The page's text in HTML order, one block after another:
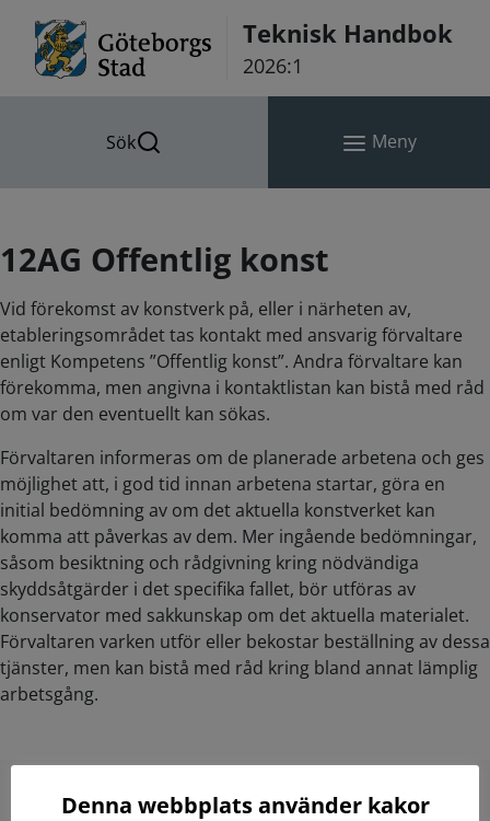
Teknisk Handbok
2026:1
Sök Meny
12AG Offentlig konst
Vid förekomst av konstverk på, eller i närheten av,
etableringsområdet tas kontakt med ansvarig förvaltare
enligt Kompetens ”Offentlig konst”. Andra förvaltare kan
förekomma, men angivna i kontaktlistan kan bistå med råd
om var den eventuellt kan sökas.
Förvaltaren informeras om de planerade arbetena och ges
möjlighet att, i god tid innan arbetena startar, göra en
initial bedömning av om det aktuella konstverket kan
komma att påverkas av dem. Mer ingående bedömningar,
såsom besiktning och rådgivning kring nödvändiga
skyddsåtgärder i det specifika fallet, bör utföras av
konservator med sakkunskap om det aktuella materialet.
Förvaltaren varken utför eller bekostar beställning av dessa
tjänster, men kan bistå med råd kring bland annat lämplig
arbetsgång.
Denna webbplats använder kakor